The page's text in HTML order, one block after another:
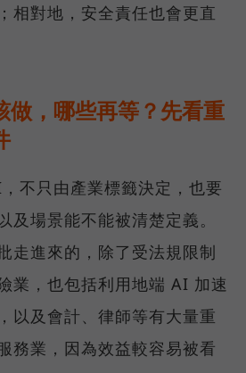
相對地，安全責任也會更直
做，哪些再等？先看重
不只由產業標籤決定，也要
及場景能不能被清楚定義。
走進來的，除了受法規限制
業，也包括利用地端 AI 加速
以及會計、律師等有大量重
務業，因為效益較容易被看